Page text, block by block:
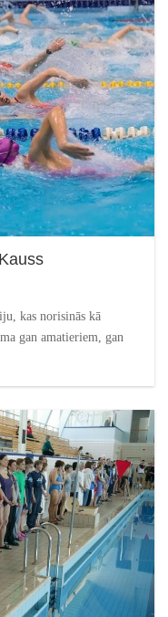
kas norisinās kā
gan amatieriem, gan